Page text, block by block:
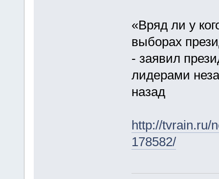
«Вряд ли у
выборах
- заявил
лидерами
назад
http://tvrain.ru/
178582/